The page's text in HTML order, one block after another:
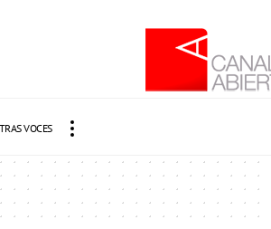
VOCES